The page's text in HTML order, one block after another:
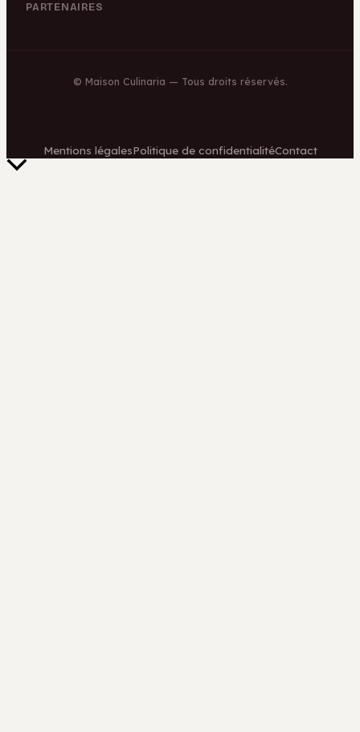
PARTENAIRES
© Maison Culinaria — Tous droits réservés.
Mentions légalesPolitique de confidentialitéContact